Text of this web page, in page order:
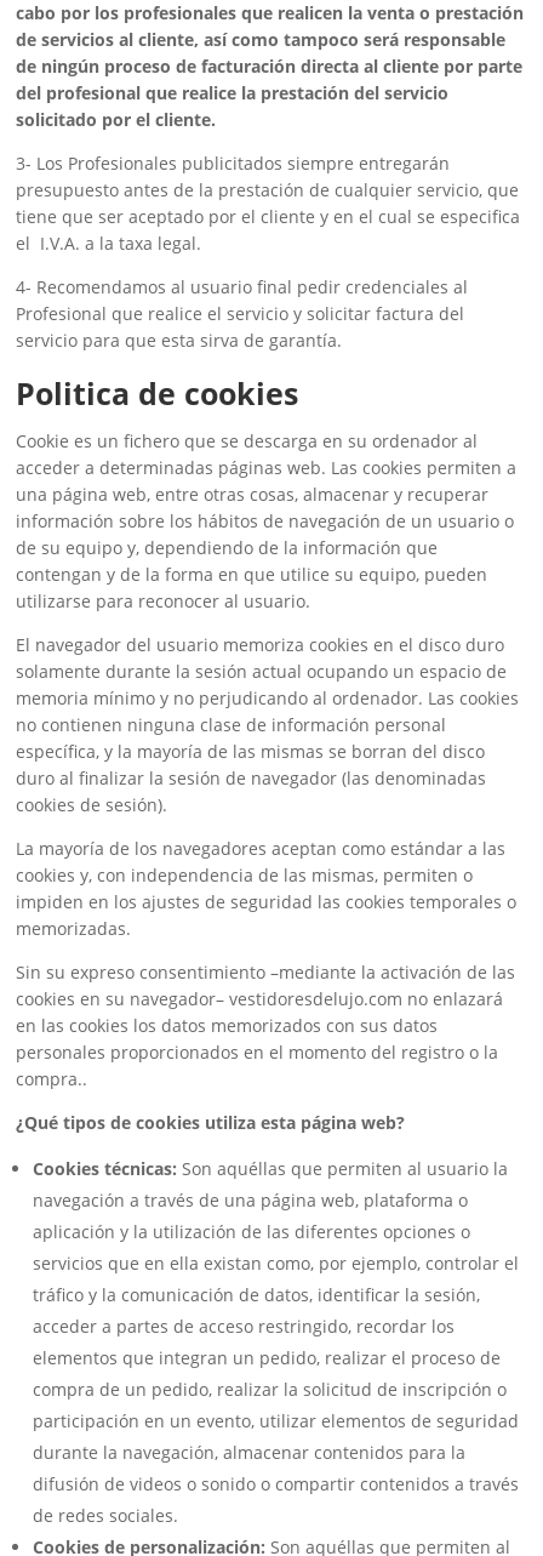
cabo por los profesionales que realicen la venta o prestación
de servicios al cliente, así como tampoco será responsable
de ningún proceso de facturación directa al cliente por parte
del profesional que realice la prestación del servicio
solicitado por el cliente.
3- Los Profesionales publicitados siempre entregarán
presupuesto antes de la prestación de cualquier servicio, que
tiene que ser aceptado por el cliente y en el cual se especifica
el I.V.A. a la taxa legal.
4- Recomendamos al usuario final pedir credenciales al
Profesional que realice el servicio y solicitar factura del
servicio para que esta sirva de garantía.
Politica de cookies
Cookie es un fichero que se descarga en su ordenador al
acceder a determinadas páginas web. Las cookies permiten a
una página web, entre otras cosas, almacenar y recuperar
información sobre los hábitos de navegación de un usuario o
de su equipo y, dependiendo de la información que
contengan y de la forma en que utilice su equipo, pueden
utilizarse para reconocer al usuario.
El navegador del usuario memoriza cookies en el disco duro
solamente durante la sesión actual ocupando un espacio de
memoria mínimo y no perjudicando al ordenador. Las cookies
no contienen ninguna clase de información personal
específica, y la mayoría de las mismas se borran del disco
duro al finalizar la sesión de navegador (las denominadas
cookies de sesión).
La mayoría de los navegadores aceptan como estándar a las
cookies y, con independencia de las mismas, permiten o
impiden en los ajustes de seguridad las cookies temporales o
memorizadas.
Sin su expreso consentimiento –mediante la activación de las
cookies en su navegador– vestidoresdelujo.com no enlazará
en las cookies los datos memorizados con sus datos
personales proporcionados en el momento del registro o la
compra..
¿Qué tipos de cookies utiliza esta página web?
Cookies técnicas: Son aquéllas que permiten al usuario la
navegación a través de una página web, plataforma o
aplicación y la utilización de las diferentes opciones o
servicios que en ella existan como, por ejemplo, controlar el
tráfico y la comunicación de datos, identificar la sesión,
acceder a partes de acceso restringido, recordar los
elementos que integran un pedido, realizar el proceso de
compra de un pedido, realizar la solicitud de inscripción o
participación en un evento, utilizar elementos de seguridad
durante la navegación, almacenar contenidos para la
difusión de videos o sonido o compartir contenidos a través
de redes sociales.
Cookies de personalización: Son aquéllas que permiten al